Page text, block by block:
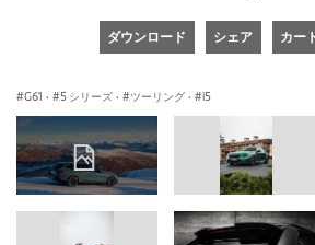
ダウンロード シェア カー
G61 · 5 シリーズ · ツーリング · i5